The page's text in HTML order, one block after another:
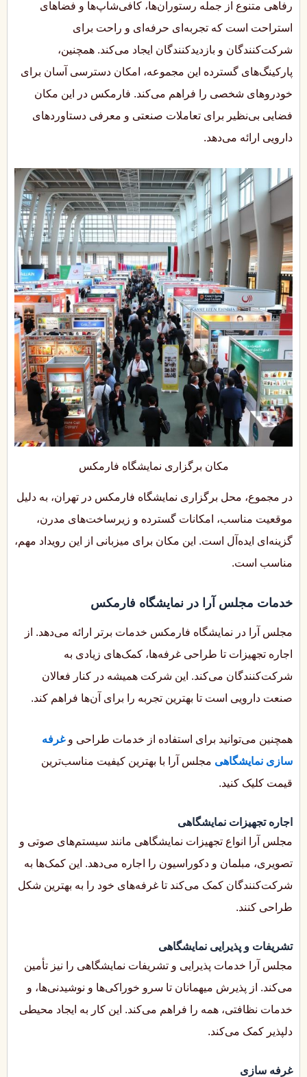
رفاهی متنوع از جمله رستوران‌ها، کافی‌شاپ‌ها و فضاهای
استراحت است که تجربه‌ای حرفه‌ای و راحت برای
شرکت‌کنندگان و بازدیدکنندگان ایجاد می‌کند. همچنین،
پارکینگ‌های گسترده این مجموعه، امکان دسترسی آسان برای
خودروهای شخصی را فراهم می‌کند. فارمکس در این مکان
فضایی بی‌نظیر برای تعاملات صنعتی و معرفی دستاوردهای
دارویی ارائه می‌دهد.
مکان برگزاری نمایشگاه فارمکس
در مجموع، محل برگزاری نمایشگاه فارمکس در تهران، به دلیل
موقعیت مناسب، امکانات گسترده و زیرساخت‌های مدرن،
گزینه‌ای ایده‌آل است. این مکان برای میزبانی از این رویداد مهم،
مناسب است.
خدمات مجلس آرا در نمایشگاه فارمکس
مجلس آرا در نمایشگاه فارمکس خدمات برتر ارائه می‌دهد. از
اجاره تجهیزات تا طراحی غرفه‌ها، کمک‌های زیادی به
شرکت‌کنندگان می‌کند. این شرکت همیشه در کنار فعالان
صنعت دارویی است تا بهترین تجربه را برای آن‌ها فراهم کند.
همچنین می‌توانید برای استفاده از خدمات طراحی وغرفه
سازی نمایشگاهی مجلس آرا با بهترین کیفیت مناسب‌ترین
قیمت کلیک کنید.
اجاره تجهیزات نمایشگاهی
مجلس آرا انواع تجهیزات نمایشگاهی مانند سیستم‌های صوتی و
تصویری، مبلمان و دکوراسیون را اجاره می‌دهد. این کمک‌ها به
شرکت‌کنندگان کمک می‌کند تا غرفه‌های خود را به بهترین شکل
طراحی کنند.
تشریفات و پذیرایی نمایشگاهی
مجلس آرا خدمات پذیرایی و تشریفات نمایشگاهی را نیز تأمین
می‌کند. از پذیرش میهمانان تا سرو خوراکی‌ها و نوشیدنی‌ها، و
خدمات نظافتی، همه را فراهم می‌کند. این کار به ایجاد محیطی
دلپذیر کمک می‌کند.
غرفه سازی